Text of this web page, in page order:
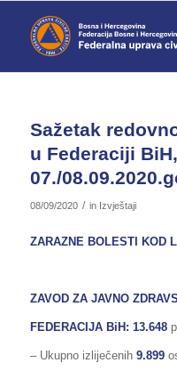
Sažetak
u Federaciji
07./
08/09/2020 / in Izvještaji
ZARAZNE BOLESTI KOD
ZAVOD ZA JAVNO
FEDERACIJA BiH : 13.648
– Ukupno izliječenih 9.899